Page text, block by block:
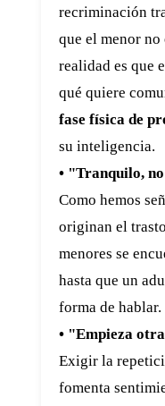
recriminación
que el menor
realidad es que
qué quiere
fase física de
su inteligencia.
• "Tranquilo,
Como hemos
originan el
menores se
hasta que un
forma de hablar.
• "Empieza
Exigir la
fomenta